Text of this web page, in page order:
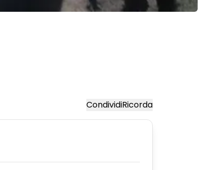
CondividiRicorda